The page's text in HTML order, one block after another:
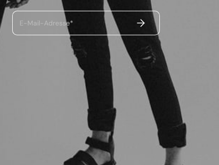
E-Mail-Adresse* ABSENDEN